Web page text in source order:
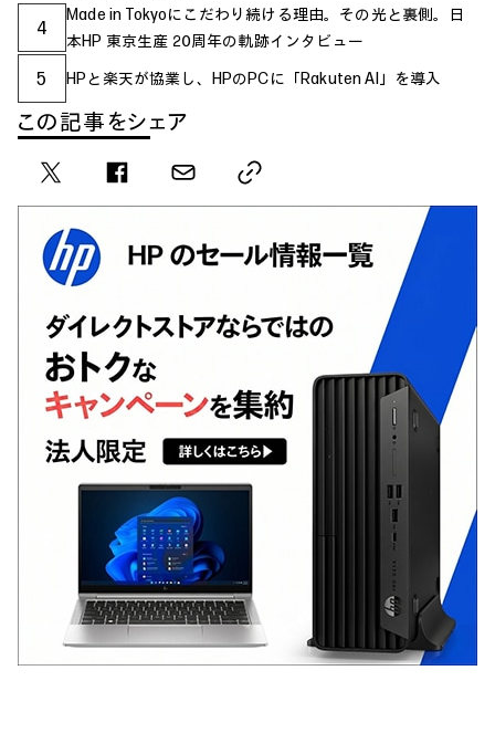
4
Made in Tokyoにこだわり続ける理由。その光と裏側。日
本HP 東京生産 20周年の軌跡インタビュー
5 HPと楽天が協業し、HPのPCに「Rakuten AI」を導入
この記事をシェア